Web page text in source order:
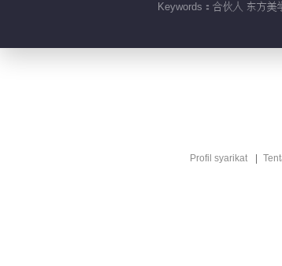
Keywords： 合伙人 东方美
Profil syarikat